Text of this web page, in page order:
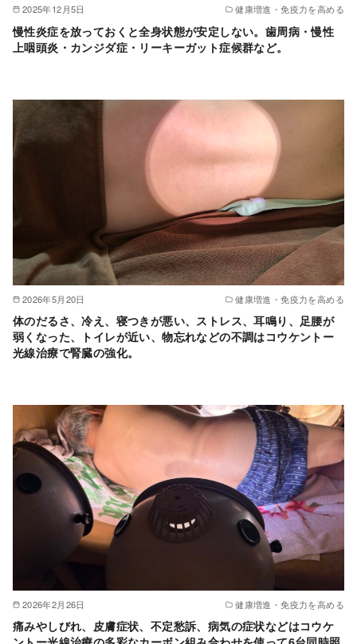
2025年12月5日 健康増進・免疫力を高める
慢性炎症を放っておくと全身状態が安定しない。歯周病・慢性
上咽頭炎・カンジダ症・リーキーガット症候群など。
2026年5月20日 健康増進・免疫力を高める
体のだるさ、冷え、寝つきが悪い、ストレス、耳鳴り、足腰が
弱くなった、トイレが近い、物忘れなどの不調はコウケントー
光線治療で腎臓の強化。
2026年2月26日 健康増進・免疫力を高める
痛みやしびれ、皮膚症状、不定愁訴、病気の症状などはコウケ